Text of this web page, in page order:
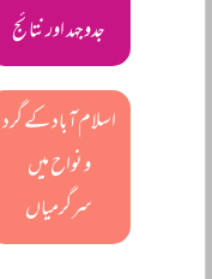
جدوجہد اور نتائج
اسلام آباد کے گرد
و نواح میں
سرگرمیاں